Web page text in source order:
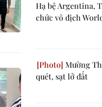
Hạ bệ Argentina,
chức vô địch
Mường
quét, sạt lở đất